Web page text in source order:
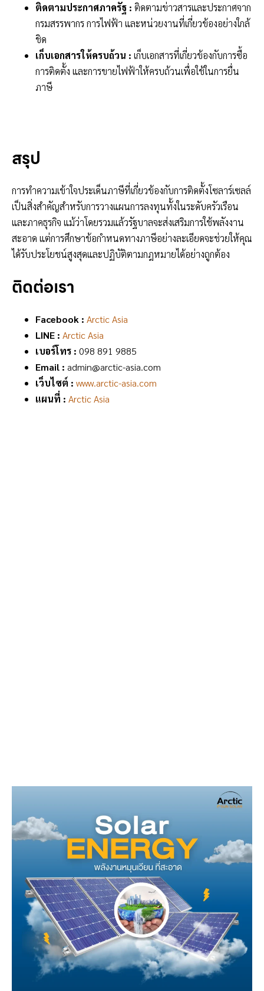
ติดตามประกาศภาครัฐ : ติดตามข่าวสารและประกาศจาก
กรมสรรพากร การไฟฟ้า และหน่วยงานที่เกี่ยวข้องอย่างใกล้
ชิด
เก็บเอกสารให้ครบถ้วน : เก็บเอกสารที่เกี่ยวข้องกับการซื้อ
การติดตั้ง และการขายไฟฟ้าให้ครบถ้วนเพื่อใช้ในการยื่น
ภาษี
สรุป
การทำความเข้าใจประเด็นภาษีที่เกี่ยวข้องกับการติดตั้งโซลาร์เซลล์
เป็นสิ่งสำคัญสำหรับการวางแผนการลงทุนทั้งในระดับครัวเรือน
และภาคธุรกิจ แม้ว่าโดยรวมแล้วรัฐบาลจะส่งเสริมการใช้พลังงาน
สะอาด แต่การศึกษาข้อกำหนดทางภาษีอย่างละเอียดจะช่วยให้คุณ
ได้รับประโยชน์สูงสุดและปฏิบัติตามกฎหมายได้อย่างถูกต้อง
ติดต่อเรา
Facebook : Arctic Asia
LINE : Arctic Asia
เบอร์โทร : 098 891 9885
Email : admin@arctic-asia.com
เว็บไซต์ : www.arctic-asia.com
แผนที่ : Arctic Asia